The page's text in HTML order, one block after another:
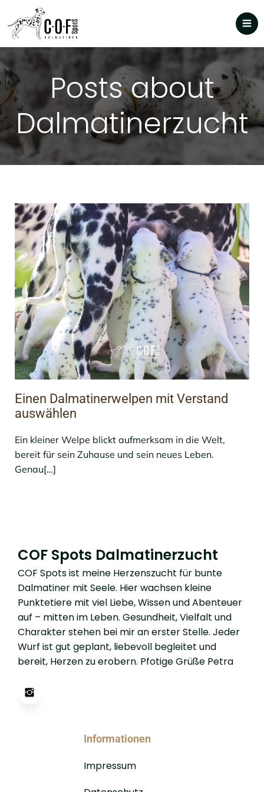
Posts about
Dalmatinerzucht
Einen Dalmatinerwelpen mit Verstand
auswählen
Ein kleiner Welpe blickt aufmerksam in die Welt,
bereit für sein Zuhause und sein neues Leben.
Genau[…]
COF Spots Dalmatinerzucht
COF Spots ist meine Herzenszucht für bunte
Dalmatiner mit Seele. Hier wachsen kleine
Punktetiere mit viel Liebe, Wissen und Abenteuer
auf – mitten im Leben. Gesundheit, Vielfalt und
Charakter stehen bei mir an erster Stelle. Jeder
Wurf ist gut geplant, liebevoll begleitet und
bereit, Herzen zu erobern. Pfotige Grüße Petra
Informationen
Impressum